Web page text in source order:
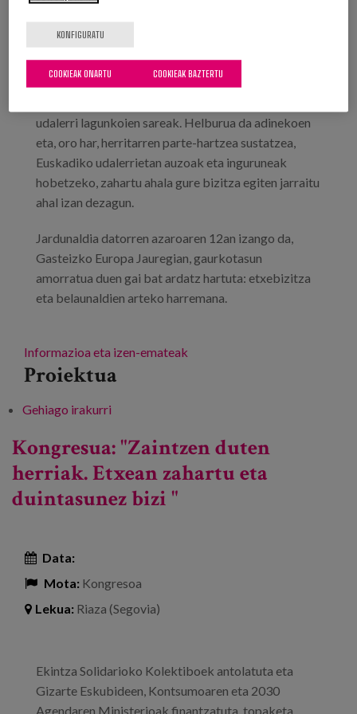
Hitzordu berria antolatu du Euskadi Lagunkoiak,
Eusko Jaurlaritzako Ongizate, Gazteria eta Erronka
udalerri lagunkoien sareak. Helburua da adinekoen
eta, oro har, herritarren parte-hartzea sustatzea,
Euskadiko udalerrietan auzoak eta inguruneak
hobetzeko, zahartu ahala gure bizitza egiten jarraitu
ahal izan dezagun.
Jardunaldia datorren azaroaren 12an izango da,
Gasteizko Europa Jauregian, gaurkotasun
amorratua duen gai bat ardatz hartuta: etxebizitza
eta belaunaldien arteko harremana.
Informazioa eta izen-emateak
Proiektua
Gehiago irakurri
Kongresua: "Zaintzen duten
herriak. Etxean zahartu eta
duintasunez bizi "
Data:
Mota: Kongresoa
Lekua: Riaza (Segovia)
Ekintza Solidarioko Kolektiboek antolatuta eta
Gizarte Eskubideen, Kontsumoaren eta 2030
Agendaren Ministerioak finantzatuta, topaketa
KONFIGURATU
COOKIEAK BAZTERTU
COOKIEAK ONARTU